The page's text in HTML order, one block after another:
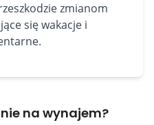
zmianom
się wakacje i
na wynajem?